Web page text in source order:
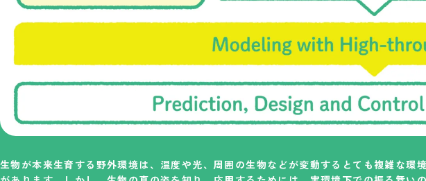
生物が本来生育する野外環境は、温度や光、周囲の生物などが変動するとても複雑な